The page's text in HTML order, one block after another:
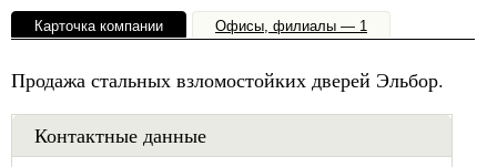
Карточка компании Офисы, филиалы — 1
Продажа стальных взломостойких дверей Эльбор.
Контактные данные